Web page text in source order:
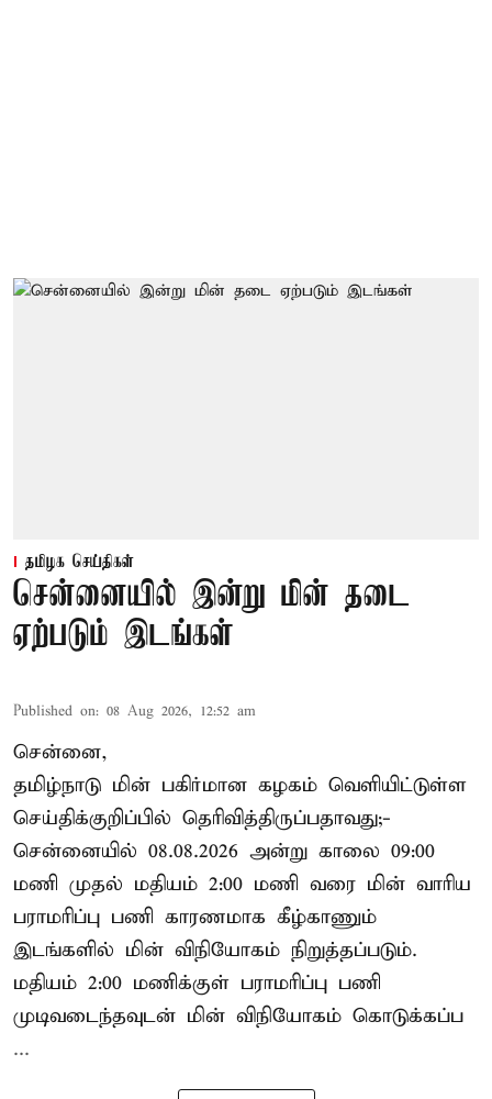
தமிழக செய்திகள்
சென்னையில் இன்று மின் தடை
ஏற்படும் இடங்கள்
Published on: 08 Aug 2026, 12:52 am
சென்னை,
தமிழ்நாடு மின் பகிர்மான கழகம் வெளியிட்டுள்ள
செய்திக்குறிப்பில் தெரிவித்திருப்பதாவது;-
சென்னையில் 08.08.2026 அன்று காலை 09:00
மணி முதல் மதியம் 2:00 மணி வரை மின் வாரிய
பராமரிப்பு பணி காரணமாக கீழ்காணும்
இடங்களில் மின் விநியோகம் நிறுத்தப்படும்.
மதியம் 2:00 மணிக்குள் பராமரிப்பு பணி
முடிவடைந்தவுடன் மின் விநியோகம் கொடுக்கப்ப
...